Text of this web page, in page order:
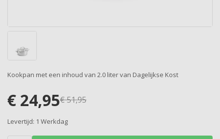
Kookpan met een inhoud van 2.0 liter van Dagelijkse Kost
€51,95
€ 24,95
Levertijd: 1 Werkdag